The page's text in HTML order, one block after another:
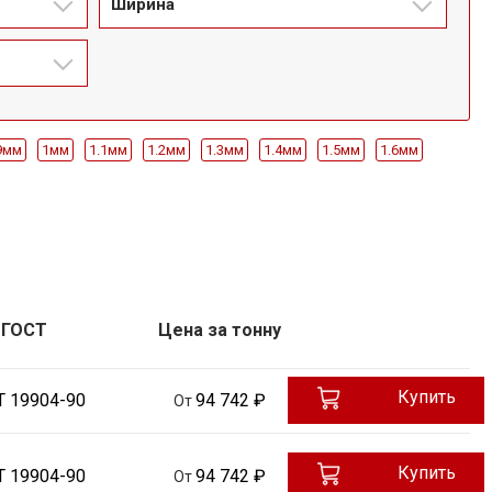
Ширина
1мм 1.1мм 1.2мм 1.3мм 1.4мм 1.5мм 1.6мм
ГОСТ Цена за тонну
19904-90 От94 742 ₽ Купить
19904-90 От94 742 ₽ Купить